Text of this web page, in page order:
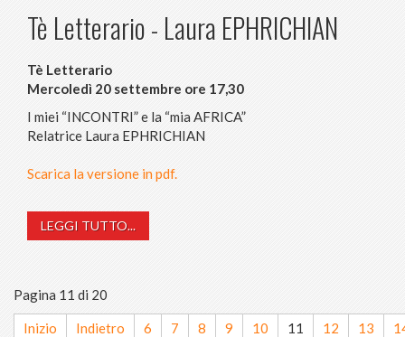
Tè Letterario - Laura EPHRICHIAN
Tè Letterario
Mercoledì 20 settembre ore 17,30
I miei “INCONTRI” e la “mia AFRICA”
Relatrice Laura EPHRICHIAN
Scarica la versione in pdf.
LEGGI TUTTO...
Pagina 11 di 20
Inizio Indietro 6 7 8 9 10 11 12 13